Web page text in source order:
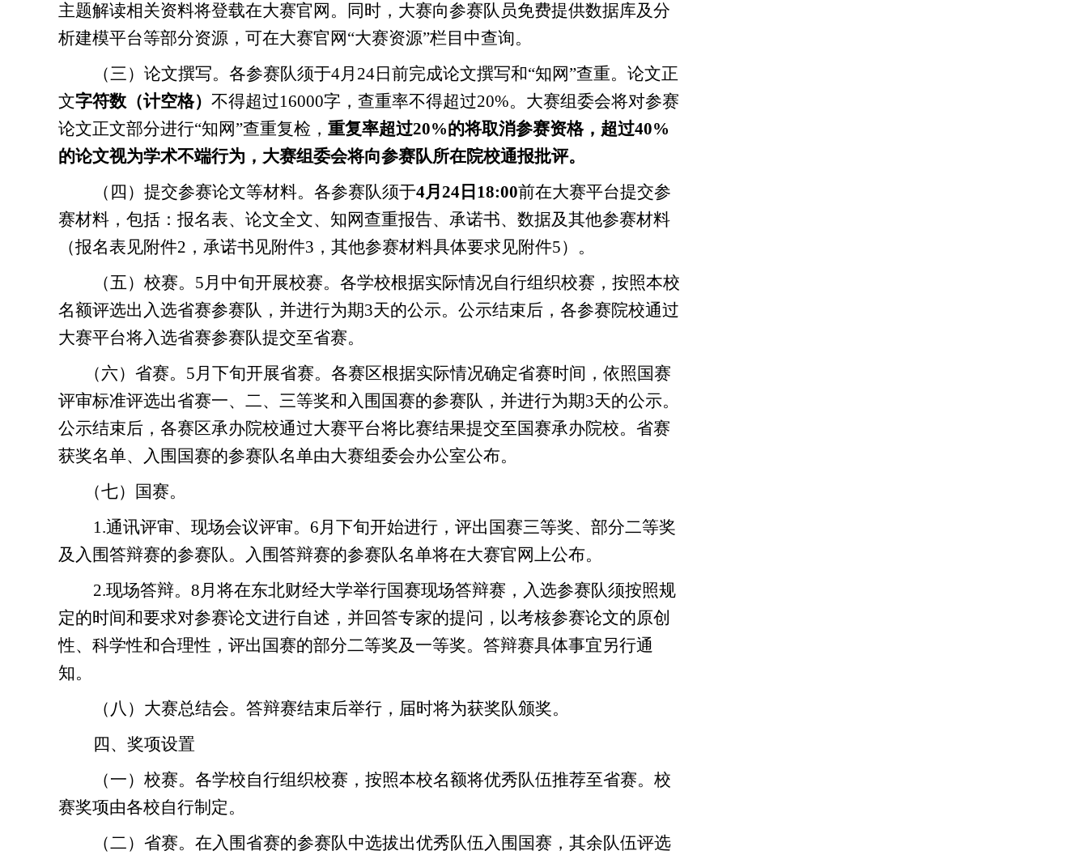
主题解读相关资料将登载在大赛官网。同时，大赛向参赛队员免费提供数据库及分
析建模平台等部分资源，可在大赛官网“大赛资源”栏目中查询。
（三）论文撰写。 各参赛队须于4月24日 前完成论文撰写和“知网”查重。 论文正
文字符数（计空格） 不得超过16000字，查重率不得超过20%。 大赛组委会将对参赛
论文正文部分进行“知网”查重复检 ， 重复率超过20%的将取消参赛资格，超过40%
的论文视为学术不端行为， 大赛组委会将向参赛队所在院校通报批评。
（四）提交参赛论文等材料。 各参赛队须于4月24日18:00前在大赛平台提交参
赛材料，包括：报名表、 论文全文、 知网查重报告、 承诺书、 数据及其他参赛材料
（报名表见附件2，承诺书见附件3，其他参赛材料具体要求见附件5） 。
（五）校赛。 5月中旬开展校赛。 各学校根据实际情况自行组织校赛，按照本校
名额评选出入选省赛参赛队，并进行为期3天的公示。 公示结束后，各参赛院校通过
大赛平台将入选省赛参赛队提交至省赛。
（六）省赛。 5月下旬开展省赛。 各赛区根据实际情况确定省赛时间 ，依照 国赛
评审标准评选出省赛一、二、三等奖和 入围国赛的参赛队 ，并进行为期3天的公示。
公示结束后，各赛区承办院校通过大赛平台将比赛结果提交至国赛承办院校。省赛
获奖名单、入围国赛的参赛队名单由大赛组委会办公室公布。
（七）国赛。
1.通讯评审、 现场会议评审。 6月下旬开始进行， 评出 国赛三等奖、 部分二等奖
及入围答辩赛的参赛队。 入围答辩赛的参赛队名单将在大赛官网上公布。
2.现场答辩。 8月 将在东北财经大学举行国赛现场答辩赛，入选参赛队须按照规
定的时间和要求对参赛论文进行自述，并回答专家的提问，以考核参赛论文的原创
性、科学性和合理性 ，评出国赛的部分二等奖及一等奖。答辩赛具体事宜另行通
知。
（八）大赛总结会。 答辩赛结束后举行，届时将为获奖队颁奖。
四、奖项设置
（一）校赛。 各学校自行组织校赛，按照本校名额将优秀队伍推荐至省赛。校
赛奖项由各校自行制定。
（二）省赛。 在入围省赛的参赛队中选拔出优秀队伍入围国赛，其余队伍评选